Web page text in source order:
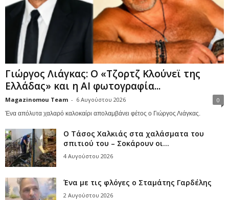
Γιώργος Λιάγκας: Ο «Τζορτζ Κλούνεϊ της
Ελλάδας» και η AI φωτογραφία...
Magazinomou Team - 6 Αυγούστου 2026 0
Ένα απόλυτα χαλαρό καλοκαίρι απολαμβάνει φέτος ο Γιώργος Λιάγκας.
Ο Τάσος Χαλκιάς στα χαλάσματα του
σπιτιού του – Σοκάρουν οι...
4 Αυγούστου 2026
Ένα με τις φλόγες ο Σταμάτης Γαρδέλης
2 Αυγούστου 2026